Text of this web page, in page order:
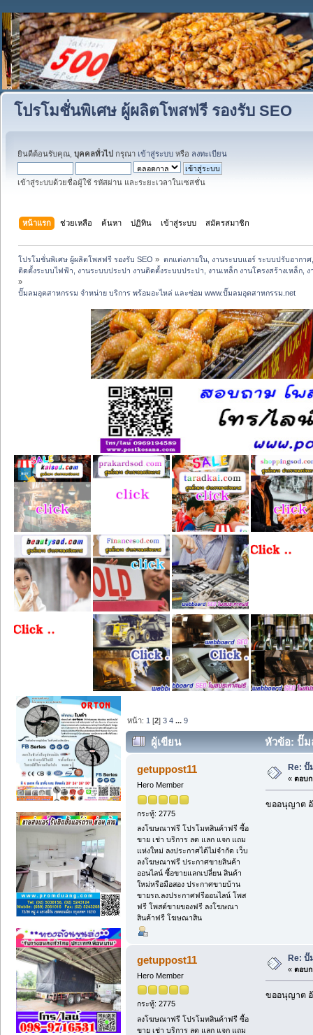
โปรโมชั่นพิเศษ ผู้ผลิตโพสฟรี รองรับ SEO
ยินดีต้อนรับคุณ, บุคคลทั่วไป กรุณา เข้าสู่ระบบ หรือ ลงทะเบียน
เข้าสู่ระบบด้วยชื่อผู้ใช้ รหัสผ่าน และระยะเวลาในเซสชั่น
หน้าแรก ช่วยเหลือ ค้นหา ปฏิทิน เข้าสู่ระบบ สมัครสมาชิก
โปรโมชั่นพิเศษ ผู้ผลิตโพสฟรี รองรับ SEO » ตกแต่งภายใน, งานระบบแอร์ ระบบปรับอากา
ติดตั้งระบบไฟฟ้า, งานระบบประปา งานติดตั้งระบบประปา, งานเหล็ก งานโครงสร้างเหล็ก
»
ปั๊มลมอุตสาหกรรม จำหน่าย บริการ พร้อมอะไหล่ และซ่อม www.ปั๊มลมอุตสาหกรรม.net
หน้า: 1 [2]3 4 ...9
ผู้เขียน หัวข้อ: ปั๊ม
getuppost11
Hero Member
กระทู้: 2775
ลงโฆษณาฟรี โปรโมทสินค้าฟรี ซื้อ
ขาย เช่า บริการ ลด แลก แจก แถม
แห่งใหม่ ลงประกาศได้ไม่จำกัด เว็บ
ลงโฆษณาฟรี ประกาศขายสินค้า
ออนไลน์ ซื้อขายแลกเปลี่ยน สินค้า
ใหม่หรือมือสอง ประกาศขายบ้าน
ขายรถ.ลงประกาศฟรีออนไลน์ โพส
ฟรี โพสต์ขายของฟรี ลงโฆษณา
สินค้าฟรี โฆษณาสิน
Re:
« ตอบก
ขออนุญาต
getuppost11
Hero Member
กระทู้: 2775
ลงโฆษณาฟรี โปรโมทสินค้าฟรี ซื้อ
ขาย เช่า บริการ ลด แลก แจก แถม
Re:
« ตอบก
ขออนุญาต